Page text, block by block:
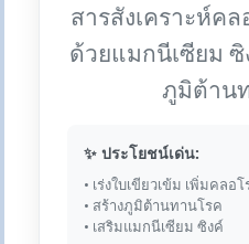
สารสังเคราะห์ค
ด้วยแมกนีเซียม ซิ
ภูมิต้าน
✨ ประโยชน์เด่น:
• เร่งใบเขียวเข้ม เพิ่มคลอ
• สร้างภูมิต้านทานโรค
• เสริมแมกนีเซียม ซิงค์